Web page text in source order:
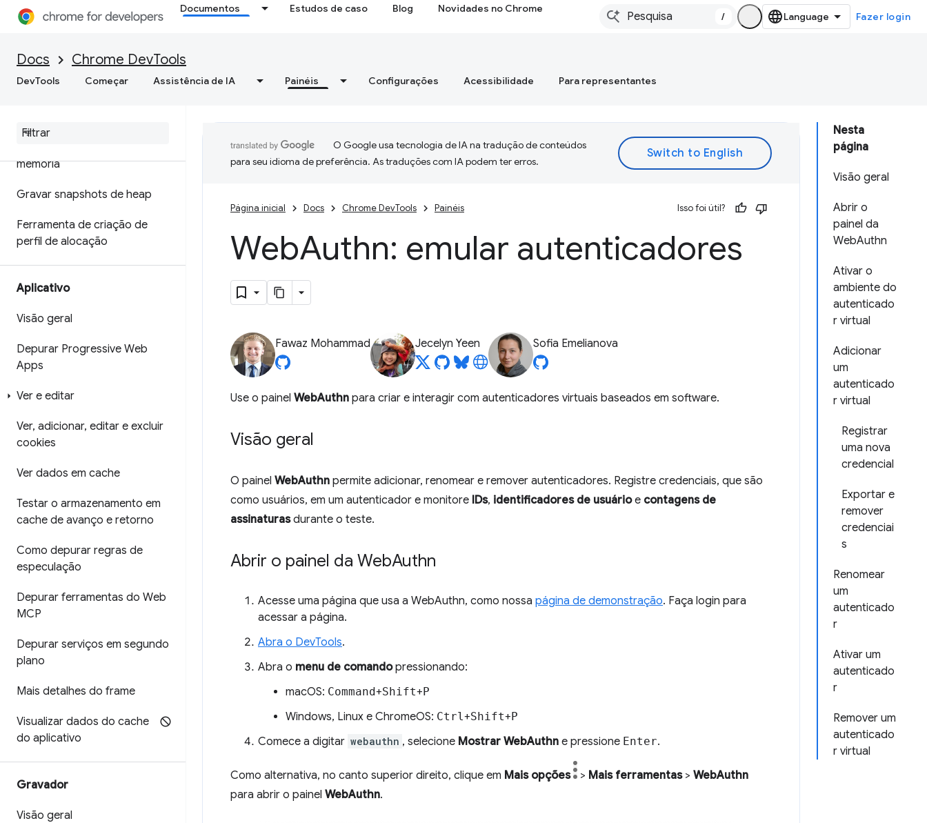
Documentos Estudos de caso Blog Novidades no Chrome
/ Fazer login
Docs Chrome DevTools
DevTools Começar Assistência de IA Painéis Configurações Acessibilidade Para representantes
Otimizar a velocidade da Web
Memória
Visão geral
memória
Gravar snapshots de heap
Ferramenta de criação de
perfil de alocação
Aplicativo
Visão geral
Depurar Progressive Web
Apps
Ver e editar
Ver, adicionar, editar e excluir
cookies
Ver dados em cache
Testar o armazenamento em
cache de avanço e retorno
Como depurar regras de
especulação
Depurar ferramentas do Web
MCP
Depurar serviços em segundo
plano
Mais detalhes do frame
Visualizar dados do cache
do aplicativo
Gravador
Visão geral
Nesta
página
Visão geral
Abrir o
painel da
WebAuthn
Ativar o
ambiente do
autenticado
r virtual
Adicionar
um
autenticado
r virtual
Registrar
uma nova
credencial
Exportar e
remover
credenciai
s
Renomear
um
autenticado
r
Ativar um
autenticado
r
Remover um
autenticado
r virtual
O Google usa tecnologia de IA na tradução de conteúdos
para seu idioma de preferência. As traduções com IA podem ter erros.
Página inicial Docs Chrome DevTools Painéis Isso foi útil?
WebAuthn: emular autenticadores
Fawaz Mohammad Jecelyn Yeen Sofia Emelianova
Use o painel WebAuthn para criar e interagir com autenticadores virtuais baseados em software.
Visão geral
O painel WebAuthn permite adicionar, renomear e remover autenticadores. Registre credenciais, que são
como usuários, em um autenticador e monitore IDs, identificadores de usuárioe contagens de
assinaturasdurante o teste.
Abrir o painel da WebAuthn
Acesse uma página que usa a WebAuthn, como nossa página de demonstração. Faça login para
acessar a página.
Abra o DevTools.
Abra o menu de comandopressionando:
macOS: Command+Shift+P
Windows, Linux e ChromeOS: Ctrl+Shift+P
Comece a digitar webauthn , selecione Mostrar WebAuthn e pressione Enter.
Como alternativa, no canto superior direito, clique em Mais opções > Mais ferramentas> WebAuthn
para abrir o painel WebAuthn.